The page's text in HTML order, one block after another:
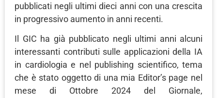
pubblicati negli ultimi dieci anni con una crescita
in progressivo aumento in anni recenti.
Il GIC ha già pubblicato negli ultimi anni alcuni
interessanti contributi sulle applicazioni della IA
in cardiologia e nel publishing scientifico, tema
che è stato oggetto di una mia Editor’s page nel
mese di Ottobre 2024 del Giornale,